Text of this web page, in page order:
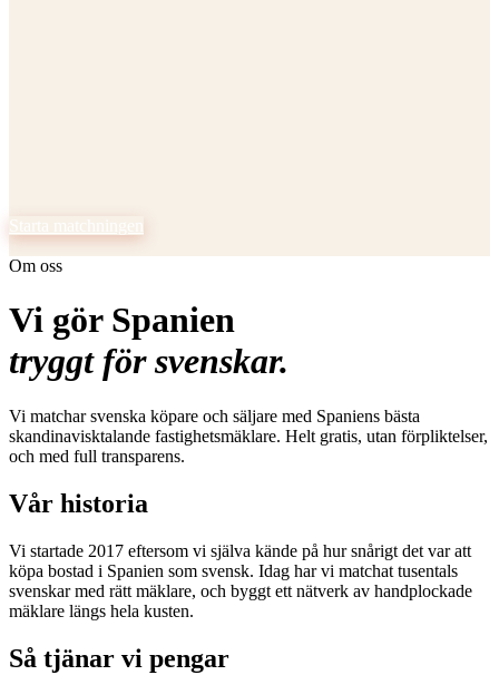
KöpaMatcha med skandinavisktalande mäklare
Sälja
Upp till 3 mäklare som säljer åt dig
Nybyggnation
Finansiering
Advokat
Verktyg
Guider
Kostnadskalkylator
Modelo 210-kalkylator
Om oss
Vi gör Spanien
tryggt för svenskar.
Vi matchar svenska köpare och säljare med Spaniens bästa
skandinavisktalande fastighetsmäklare. Helt gratis, utan förpliktelser,
och med full transparens.
Vår historia
Vi startade 2017 eftersom vi själva kände på hur snårigt det var att
köpa bostad i Spanien som svensk. Idag har vi matchat tusentals
svenskar med rätt mäklare, och byggt ett nätverk av handplockade
mäklare längs hela kusten.
Så tjänar vi pengar